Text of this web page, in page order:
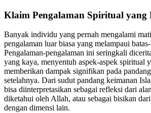
Klaim Pengalaman Spiritual yang
Banyak individu yang pernah mengalami
pengalaman luar biasa yang melampaui
Pengalaman-pengalaman ini seringkali
yang kaya, menyentuh aspek-aspek spiritual
memberikan dampak signifikan pada
setelahnya. Dari sudut pandang keimanan
bisa diinterpretasikan sebagai refleksi dari
diketahui oleh Allah, atau sebagai bisikan
dengan dimensi lain.